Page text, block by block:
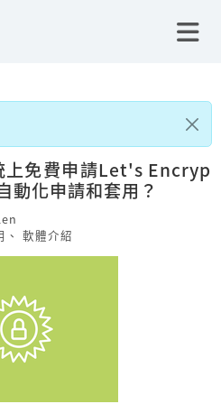
免費申請Let's Encryp
動化申請和套用？
、 軟體介紹